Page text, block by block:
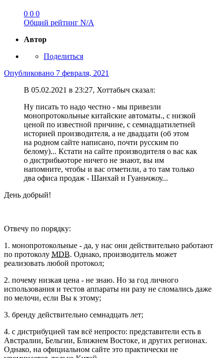
0 0 0
Общий рейтинг N/A
Автор
Поделиться
Опубликовано 7 февраля, 2021
В 05.02.2021 в 23:27, Хоттабыч сказал:
Ну писать то надо честно - мы привезли
монопротокольные китайские автоматы., с низкой
ценой по известной причине, с семнадцатилетней
историей производителя, а не двадцати (об этом
на родном сайте написано, почти русским по
белому)... Кстати на сайте производителя о вас как
о дистрибьюторе ничего не знают, вы им
напомните, чтобы и вас отметили, а то там только
два офиса продаж - Шанхай и Гуаньчжоу...
День добрый!
Отвечу по порядку:
1. монопротокольные - да, у нас они действительно работают
по протоколу MDB. Однако, производитель может
реализовать любой протокол;
2. почему низкая цена - не знаю. Но за год личного
использования и тестов аппараты ни разу не сломались даже
по мелочи, если Вы к этому;
3. бренду действительно семнадцать лет;
4. с дистрибуцией там всё непросто: представители есть в
Австралии, Бельгии, Ближнем Востоке, и других регионах.
Однако, на официальном сайте это практически не